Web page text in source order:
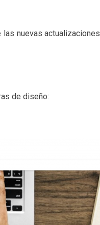
las nuevas
de diseño: